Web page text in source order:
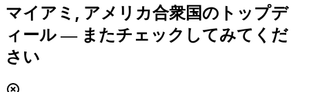
マイアミ, アメリカ合衆国のトップデ
ィール ― またチェックしてみてくだ
さい